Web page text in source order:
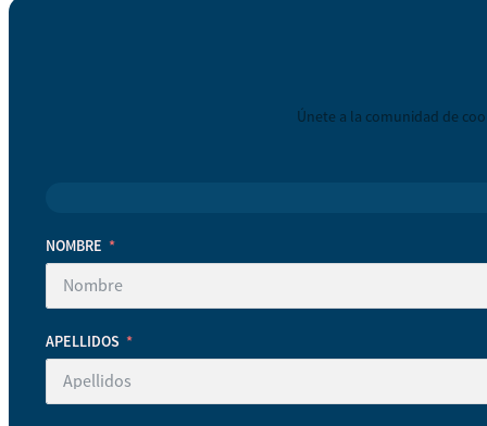
Únete a la comunidad de
NOMBRE
APELLIDOS